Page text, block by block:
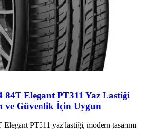
84T Elegant PT311 Yaz Lastiği
ve Güvenlik İçin Uygun
PT311 yaz lastiği, modern tasarımı